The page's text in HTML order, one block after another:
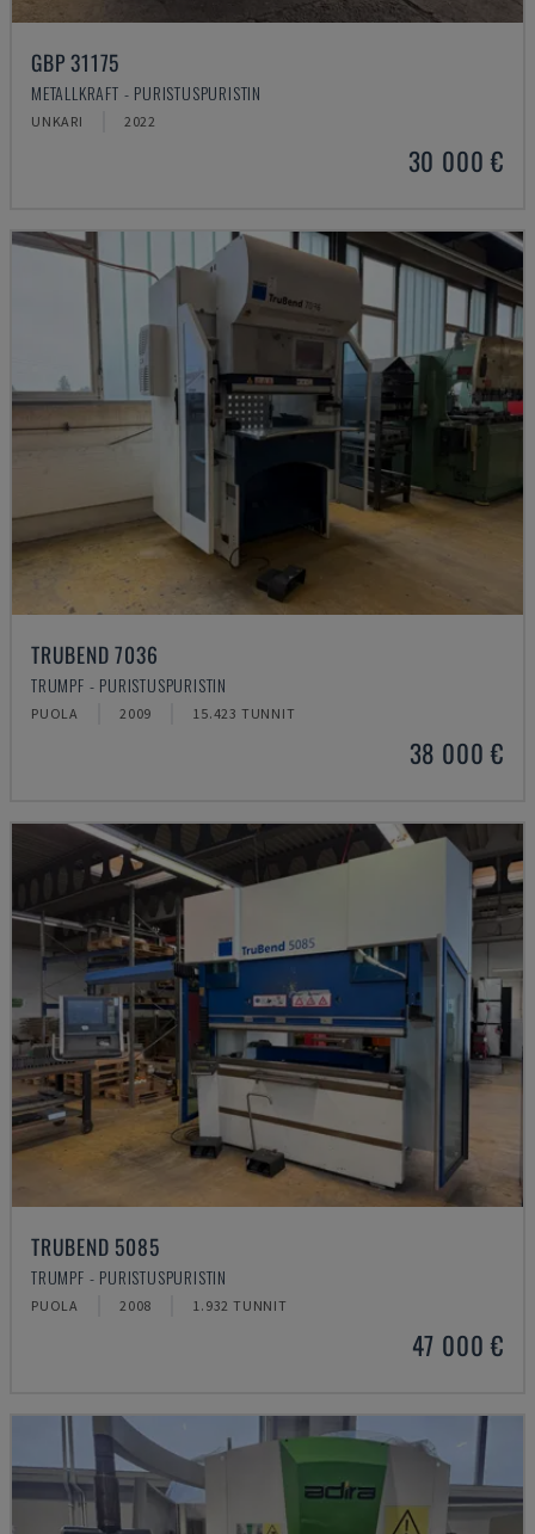
GBP 31175
METALLKRAFT - PURISTUSPURISTIN
UNKARI 2022
30 000 €
TRUBEND 7036
TRUMPF - PURISTUSPURISTIN
PUOLA 2009 15.423 TUNNIT
38 000 €
TRUBEND 5085
TRUMPF - PURISTUSPURISTIN
PUOLA 2008 1.932 TUNNIT
47 000 €